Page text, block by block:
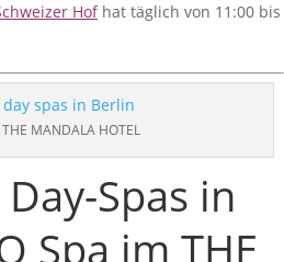
Hofhat täglich von 11:00 bis
MANDALA HOTEL
Spas in
Spa im THE